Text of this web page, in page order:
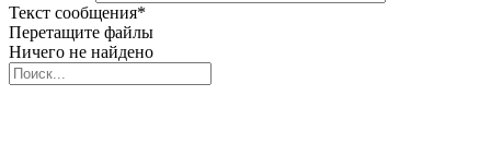
Текст сообщения*
Перетащите файлы
Ничего не найдено